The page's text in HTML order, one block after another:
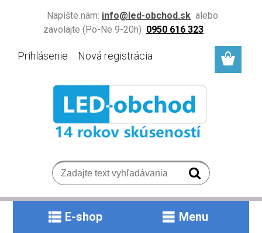
Napíšte nám: info@led-obchod.sk alebo
zavolajte (Po-Ne 9-20h) 0950 616 323
Prihlásenie Nová registrácia
E-shop Menu